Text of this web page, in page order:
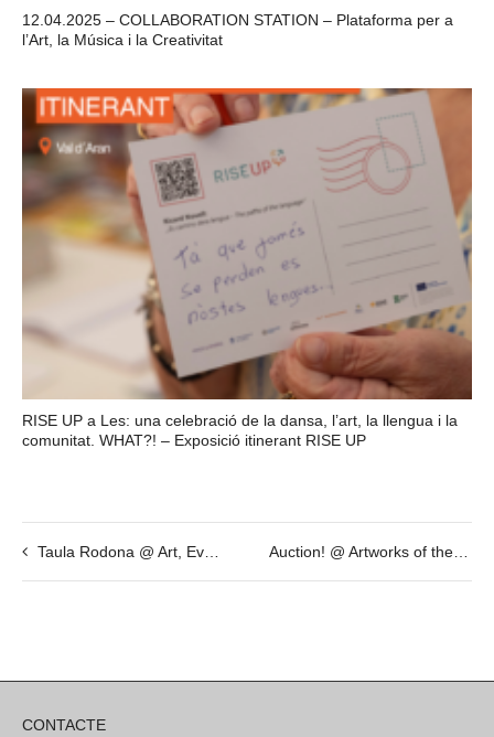
12.04.2025 – COLLABORATION STATION – Plataforma per a
l’Art, la Música i la Creativitat
RISE UP a Les: una celebració de la dansa, l’art, la llengua i la
comunitat. WHAT?! – Exposició itinerant RISE UP
Taula Rodona @ Art, Evolució Humana i Storytelling
CONTACTE